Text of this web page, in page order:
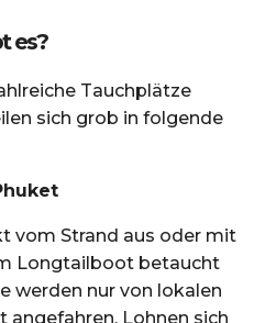
es?
Tauchplätze
sich grob in folgende
vom Strand aus oder mit
Longtailboot betaucht
werden nur von lokalen
angefahren. Lohnen sich